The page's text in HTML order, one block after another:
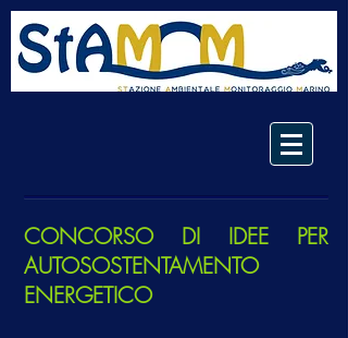
CONCORSO DI IDEE PER
AUTOSOSTENTAMENTO
ENERGETICO